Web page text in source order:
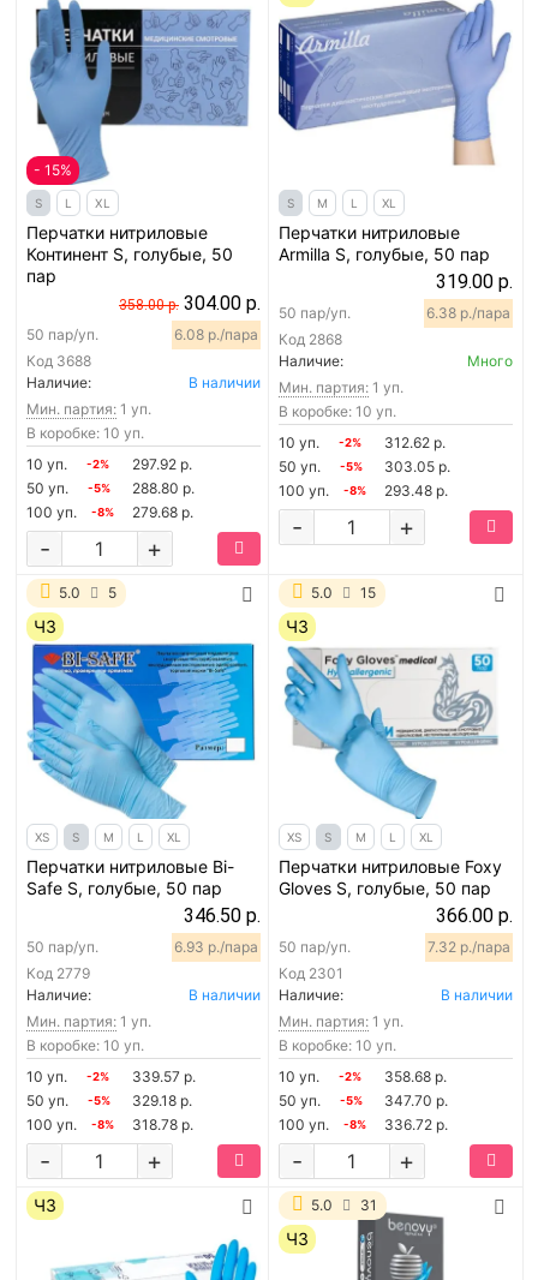
- 15%
S L XL
Перчатки нитриловые
Континент S, голубые, 50
пар
358.00 р. 304.00 р.
Код 3688
50 пар/уп. 6.08 р./пара
Наличие:
В наличии
Мин. партия: 1 уп.
В коробке: 10 уп.
10 уп.
-2%
297.92 р.
50 уп.
-5%
288.80 р.
100 уп.
-8% 279.68 р.
+
-
S M L XL
Перчатки нитриловые
Armilla S, голубые, 50 пар
319.00 р.
Код 2868
50 пар/уп. 6.38 р./пара
Наличие:
Много
Мин. партия: 1 уп.
В коробке: 10 уп.
10 уп.
-2%
312.62 р.
50 уп.
-5%
303.05 р.
100 уп.
-8% 293.48 р.
+
-
5.0 5
ЧЗ
XS S M L XL
Перчатки нитриловые Bi-
Safe S, голубые, 50 пар
346.50 р.
Код 2779
50 пар/уп. 6.93 р./пара
Наличие:
В наличии
Мин. партия: 1 уп.
В коробке: 10 уп.
10 уп.
-2%
339.57 р.
50 уп.
-5%
329.18 р.
100 уп.
-8% 318.78 р.
+
-
5.0 15
ЧЗ
XS S M L XL
Перчатки нитриловые Foxy
Gloves S, голубые, 50 пар
366.00 р.
Код 2301
50 пар/уп. 7.32 р./пара
Наличие:
В наличии
Мин. партия: 1 уп.
В коробке: 10 уп.
10 уп.
-2%
358.68 р.
50 уп.
-5%
347.70 р.
100 уп.
-8% 336.72 р.
+
-
ЧЗ 5.0 31
ЧЗ